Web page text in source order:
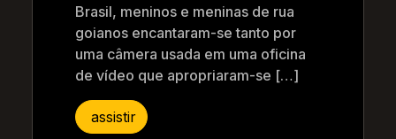
Brasil, meninos e meninas de rua
goianos encantaram-se tanto por
uma câmera usada em uma oficina
de vídeo que apropriaram-se […]
assistir